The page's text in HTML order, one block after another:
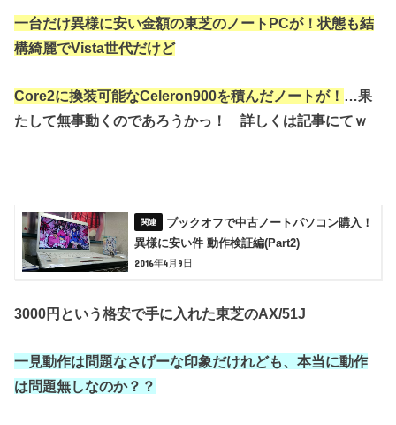
一台だけ異様に安い金額の東芝のノートPCが！状態も結
構綺麗でVista世代だけど
Core2に換装可能なCeleron900を積んだノートが！ …果
たして無事動くのであろうかっ！
詳しくは記事にてｗ
ブックオフで中古ノートパソコン購入！
異様に安い件 動作検証編(Part2)
2016年4月9日
3000円という格安で手に入れた東芝のAX/51J
一見動作は問題なさげーな印象だけれども、本当に動作
は問題無しなのか？？